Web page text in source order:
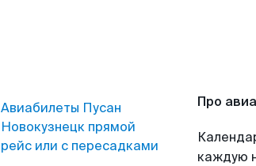
Авиабилеты Пусан
Новокузнецк прямой
рейс или с пересадками
Про
каждую